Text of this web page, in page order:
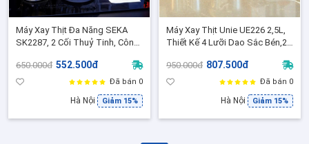
Máy Xay Thịt Đa Năng SEKA
SK2287, 2 Cối Thuỷ Tinh, Công
650.000đ 552.500đ
Đã bán 0
Hà Nội Giảm 15%
Máy Xay Thịt Unie UE226 2,5L,
Thiết Kế 4 Lưỡi Dao Sắc Bén,2
12 Tháng
950.000đ 807.500đ
Đã bán 0
Hà Nội Giảm 15%